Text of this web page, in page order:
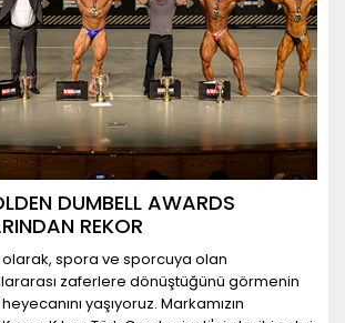
DUMBELL AWARDS
REKOR
spora ve sporcuya olan
zaferlere dönüştüğünü görmenin
yaşıyoruz. Markamızın